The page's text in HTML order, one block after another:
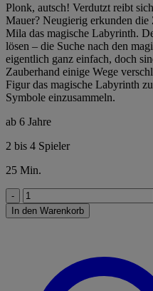
Plonk, autsch! Verdutzt reibt
Mauer? Neugierig erkunden
Mila das magische Labyrinth.
lösen – die Suche nach den
eigentlich ganz einfach, doch
Zauberhand einige Wege
Figur das magische Labyrinth
Symbole einzusammeln.
ab 6 Jahre
2 bis 4 Spieler
25 Min.
Drei
Magier®
Das
In den Warenkorb